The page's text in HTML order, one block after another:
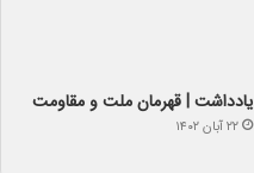
یادداشت | قهرمان ملت و مقاومت
۲۲ آبان ۱۴۰۲